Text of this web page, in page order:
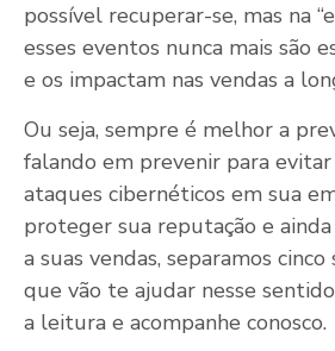
possível recuperar-se, mas na
esses eventos nunca mais são
e os impactam nas vendas a
Ou seja, sempre é melhor a
falando em prevenir para evitar
ataques cibernéticos em sua
proteger sua reputação e
a suas vendas, separamos cinco
que vão te ajudar nesse
a leitura e acompanhe conosco.